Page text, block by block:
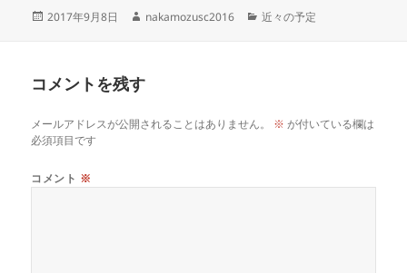
投
2017年9月8日
作
nakamozusc2016
カ
近々の予定
コメントを残す
メールアドレスが公開されることはありません。 ※ が付いている欄は
必須項目です
コメント ※